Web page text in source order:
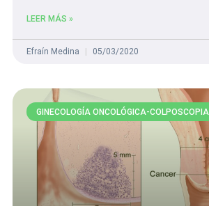
LEER MÁS »
Efraín Medina 05/03/2020
GINECOLOGÍA ONCOLÓGICA-COLPOSCOPIA